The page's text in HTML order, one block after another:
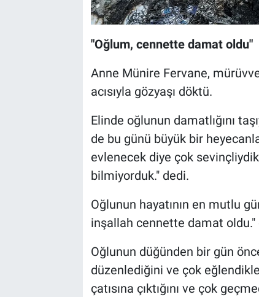
"Oğlum, cennette damat oldu"
Anne Münire Fervane,
acısıyla gözyaşı döktü.
Elinde oğlunun damatlığını
de bu günü büyük bir
evlenecek diye çok
bilmiyorduk." dedi.
Oğlunun hayatının en mutlu
inşallah cennette damat
Oğlunun düğünden bir gün
düzenlediğini ve çok
çatısına çıktığını ve çok